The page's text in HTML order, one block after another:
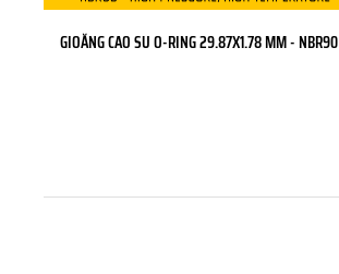
GIOĂNG CAO SU O-RING 29.87X1.78 MM - NBR90